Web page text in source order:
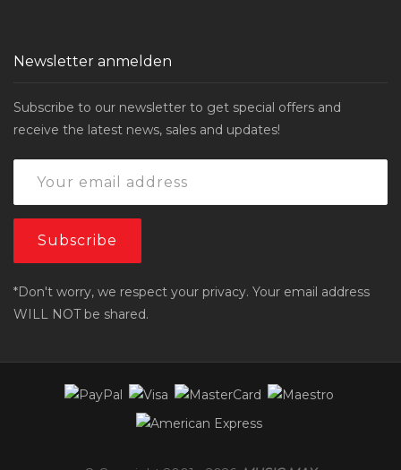
Newsletter anmelden
Subscribe to our newsletter to get special offers and
receive the latest news, sales and updates!
*Don't worry, we respect your privacy. Your email address
WILL NOT be shared.